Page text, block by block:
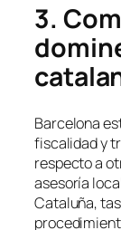
3.
Barcelona
fiscalidad y
respecto a
asesoría
Cataluña,